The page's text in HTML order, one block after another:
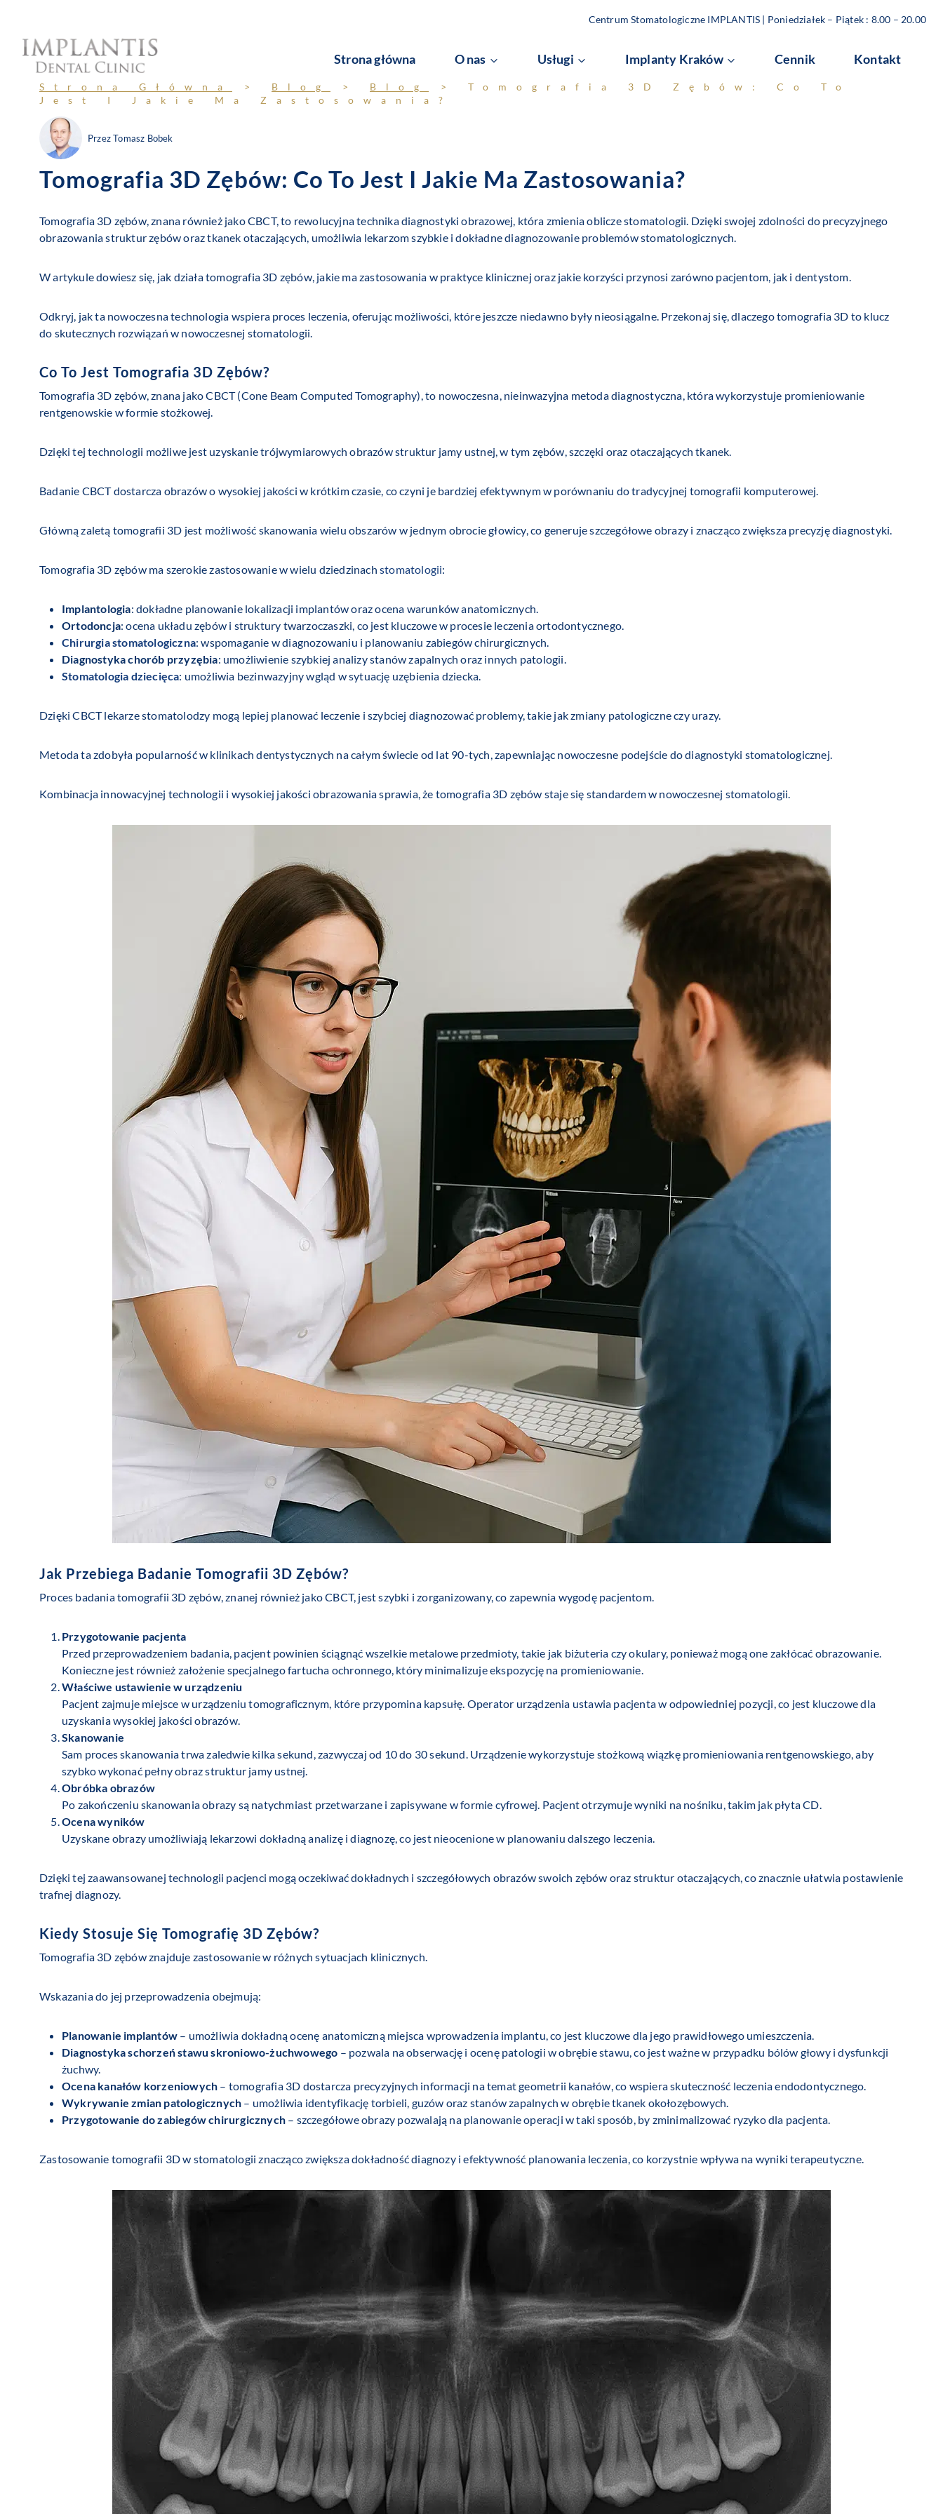
treści
Centrum Stomatologiczne IMPLANTIS | Poniedziałek – Piątek : 8.00 – 20.00
Strona główna O nas Usługi Implanty Kraków Cennik Kontakt
Strona Główna > Blog > Blog > Tomografia 3D Zębów: Co To
Jest I Jakie Ma Zastosowania?
PrzezTomasz Bobek
Tomografia 3D Zębów: Co To Jest I Jakie Ma Zastosowania?
Tomografia 3D zębów, znana również jako CBCT, to rewolucyjna technika diagnostyki obrazowej, która zmienia oblicze stomatologii. Dzięki swojej zdolności do precyzyjnego
obrazowania struktur zębów oraz tkanek otaczających, umożliwia lekarzom szybkie i dokładne diagnozowanie problemów stomatologicznych.
W artykule dowiesz się, jak działa tomografia 3D zębów, jakie ma zastosowania w praktyce klinicznej oraz jakie korzyści przynosi zarówno pacjentom, jak i dentystom.
Odkryj, jak ta nowoczesna technologia wspiera proces leczenia, oferując możliwości, które jeszcze niedawno były nieosiągalne. Przekonaj się, dlaczego tomografia 3D to klucz
do skutecznych rozwiązań w nowoczesnej stomatologii.
Co To Jest Tomografia 3D Zębów?
Tomografia 3D zębów, znana jako CBCT (Cone Beam Computed Tomography), to nowoczesna, nieinwazyjna metoda diagnostyczna, która wykorzystuje promieniowanie
rentgenowskie w formie stożkowej.
Dzięki tej technologii możliwe jest uzyskanie trójwymiarowych obrazów struktur jamy ustnej, w tym zębów, szczęki oraz otaczających tkanek.
Badanie CBCT dostarcza obrazów o wysokiej jakości w krótkim czasie, co czyni je bardziej efektywnym w porównaniu do tradycyjnej tomografii komputerowej.
Główną zaletą tomografii 3D jest możliwość skanowania wielu obszarów w jednym obrocie głowicy, co generuje szczegółowe obrazy i znacząco zwiększa precyzję diagnostyki.
Tomografia 3D zębów ma szerokie zastosowanie w wielu dziedzinachstomatologii:
Implantologia: dokładne planowanie lokalizacji implantów oraz ocena warunków anatomicznych.
Ortodoncja: ocena układu zębów i struktury twarzoczaszki, co jest kluczowe w procesie leczenia ortodontycznego.
Chirurgia stomatologiczna: wspomaganie w diagnozowaniu i planowaniu zabiegów chirurgicznych.
Diagnostyka chorób przyzębia: umożliwienie szybkiej analizy stanów zapalnych oraz innych patologii.
Stomatologia dziecięca: umożliwia bezinwazyjny wgląd w sytuację uzębienia dziecka.
Dzięki CBCT lekarze stomatolodzy mogą lepiej planować leczenie i szybciej diagnozować problemy, takie jak zmiany patologiczne czy urazy.
Metoda ta zdobyła popularność w klinikach dentystycznych na całym świecie od lat 90-tych, zapewniając nowoczesne podejście do diagnostyki stomatologicznej.
Kombinacja innowacyjnej technologii i wysokiej jakości obrazowania sprawia, że tomografia 3D zębów staje się standardem w nowoczesnej stomatologii.
Jak Przebiega Badanie Tomografii 3D Zębów?
Proces badania tomografii 3D zębów, znanej również jako CBCT, jest szybki i zorganizowany, co zapewnia wygodę pacjentom.
Przygotowanie pacjenta
Przed przeprowadzeniem badania, pacjent powinien ściągnąć wszelkie metalowe przedmioty, takie jak biżuteria czy okulary, ponieważ mogą one zakłócać obrazowanie.
Konieczne jest również założenie specjalnego fartucha ochronnego, który minimalizuje ekspozycję na promieniowanie.
Właściwe ustawienie w urządzeniu
Pacjent zajmuje miejsce w urządzeniu tomograficznym, które przypomina kapsułę. Operator urządzenia ustawia pacjenta w odpowiedniej pozycji, co jest kluczowe dla
uzyskania wysokiej jakości obrazów.
Skanowanie
Sam proces skanowania trwa zaledwie kilka sekund, zazwyczaj od 10 do 30 sekund. Urządzenie wykorzystuje stożkową wiązkę promieniowania rentgenowskiego, aby
szybko wykonać pełny obraz struktur jamy ustnej.
Obróbka obrazów
Po zakończeniu skanowania obrazy są natychmiast przetwarzane i zapisywane w formie cyfrowej. Pacjent otrzymuje wyniki na nośniku, takim jak płyta CD.
Ocena wyników
Uzyskane obrazy umożliwiają lekarzowi dokładną analizę i diagnozę, co jest nieocenione w planowaniu dalszego leczenia.
Dzięki tej zaawansowanej technologii pacjenci mogą oczekiwać dokładnych i szczegółowych obrazów swoich zębów oraz struktur otaczających, co znacznie ułatwia postawienie
trafnej diagnozy.
Kiedy Stosuje Się Tomografię 3D Zębów?
Tomografia 3D zębów znajduje zastosowanie w różnych sytuacjach klinicznych.
Wskazania do jej przeprowadzenia obejmują:
Planowanie implantów – umożliwia dokładną ocenę anatomiczną miejsca wprowadzenia implantu, co jest kluczowe dla jego prawidłowego umieszczenia.
Diagnostyka schorzeń stawu skroniowo-żuchwowego – pozwala na obserwację i ocenę patologii w obrębie stawu, co jest ważne w przypadku bólów głowy i dysfunkcji
żuchwy.
Ocena kanałów korzeniowych – tomografia 3D dostarcza precyzyjnych informacji na temat geometrii kanałów, co wspiera skuteczność leczenia endodontycznego.
Wykrywanie zmian patologicznych – umożliwia identyfikację torbieli, guzów oraz stanów zapalnych w obrębie tkanek okołozębowych.
Przygotowanie do zabiegów chirurgicznych – szczegółowe obrazy pozwalają na planowanie operacji w taki sposób, by zminimalizować ryzyko dla pacjenta.
Zastosowanie tomografii 3D w stomatologii znacząco zwiększa dokładność diagnozy i efektywność planowania leczenia, co korzystnie wpływa na wyniki terapeutyczne.